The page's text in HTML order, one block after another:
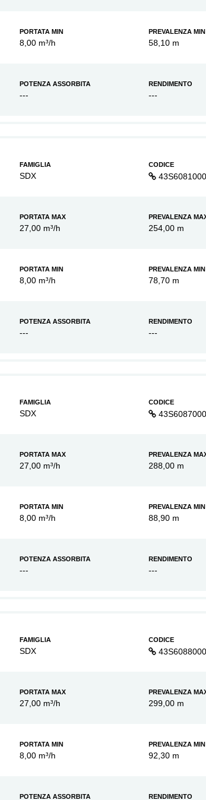
PORTATA MIN
8,00 m³/h
PREVALENZA MIN
58,10 m
POTENZA ASSORBITA
---
RENDIMENTO
---
FAMIGLIA
SDX
CODICE
PORTATA MAX
27,00 m³/h
PREVALENZA
254,00 m
PORTATA MIN
8,00 m³/h
PREVALENZA MIN
78,70 m
POTENZA ASSORBITA
---
RENDIMENTO
---
FAMIGLIA
SDX
CODICE
PORTATA MAX
27,00 m³/h
PREVALENZA
288,00 m
PORTATA MIN
8,00 m³/h
PREVALENZA MIN
88,90 m
POTENZA ASSORBITA
---
RENDIMENTO
---
FAMIGLIA
SDX
CODICE
PORTATA MAX
27,00 m³/h
PREVALENZA
299,00 m
PORTATA MIN
8,00 m³/h
PREVALENZA MIN
92,30 m
POTENZA ASSORBITA RENDIMENTO